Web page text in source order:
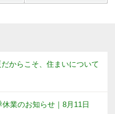
からこそ、住まいについて
休業のお知らせ｜8月11日